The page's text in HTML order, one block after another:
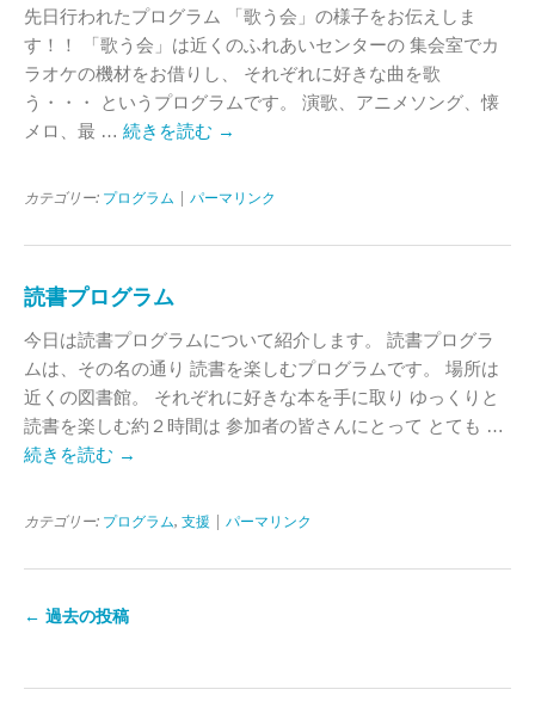
先日行われたプログラム 「歌う会」の様子をお伝えしま
す！！ 「歌う会」は近くのふれあいセンターの 集会室でカ
ラオケの機材をお借りし、 それぞれに好きな曲を歌
う・・・ というプログラムです。 演歌、アニメソング、懐
メロ、最 … 続きを読む →
カテゴリー: プログラム パーマリンク
読書プログラム
今日は読書プログラムについて紹介します。 読書プログラ
ムは、その名の通り 読書を楽しむプログラムです。 場所は
近くの図書館。 それぞれに好きな本を手に取り ゆっくりと
読書を楽しむ約２時間は 参加者の皆さんにとって とても …
続きを読む →
カテゴリー: プログラム, 支援 パーマリンク
← 過去の投稿